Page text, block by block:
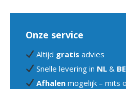
Onze service
Altijd gratis advies
Snelle levering in NL & BE
Afhalen mogelijk – mits